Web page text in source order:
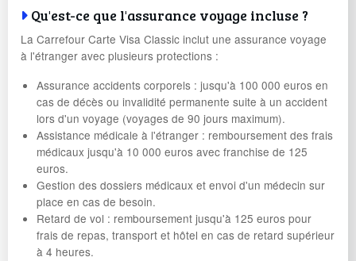
Qu'est-ce que l'assurance voyage incluse ?
La Carrefour Carte Visa Classic inclut une assurance voyage
à l'étranger avec plusieurs protections :
Assurance accidents corporels : jusqu'à 100 000 euros en
cas de décès ou invalidité permanente suite à un accident
lors d'un voyage (voyages de 90 jours maximum).
Assistance médicale à l'étranger : remboursement des frais
médicaux jusqu'à 10 000 euros avec franchise de 125
euros.
Gestion des dossiers médicaux et envoi d'un médecin sur
place en cas de besoin.
Retard de vol : remboursement jusqu'à 125 euros pour
frais de repas, transport et hôtel en cas de retard supérieur
à 4 heures.